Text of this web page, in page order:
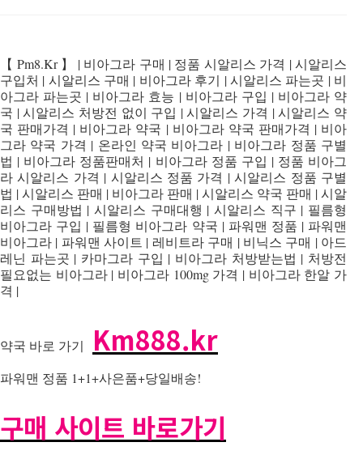
【 Pm8.Kr 】 | 비아그라 구매 | 정품 시알리스 가격 | 시알리스
구입처 | 시알리스 구매 | 비아그라 후기 | 시알리스 파는곳 | 비
아그라 파는곳 | 비아그라 효능 | 비아그라 구입 | 비아그라 약
국 | 시알리스 처방전 없이 구입 | 시알리스 가격 | 시알리스 약
국 판매가격 | 비아그라 약국 | 비아그라 약국 판매가격 | 비아
그라 약국 가격 | 온라인 약국 비아그라 | 비아그라 정품 구별
법 | 비아그라 정품판매처 | 비아그라 정품 구입 | 정품 비아그
라 시알리스 가격 | 시알리스 정품 가격 | 시알리스 정품 구별
법 | 시알리스 판매 | 비아그라 판매 | 시알리스 약국 판매 | 시알
리스 구매방법 | 시알리스 구매대행 | 시알리스 직구 | 필름형
비아그라 구입 | 필름형 비아그라 약국 | 파워맨 정품 | 파워맨
비아그라 | 파워맨 사이트 | 레비트라 구매 | 비닉스 구매 | 아드
레닌 파는곳 | 카마그라 구입 | 비아그라 처방받는법 | 처방전
필요없는 비아그라 | 비아그라 100mg 가격 | 비아그라 한알 가
격 |
약국 바로 가기 Km888.kr
파워맨 정품 1+1+사은품+당일배송!
구매 사이트 바로가기